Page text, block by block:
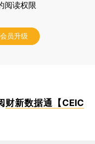
阅读权限
员升级
财新数据通【CEIC